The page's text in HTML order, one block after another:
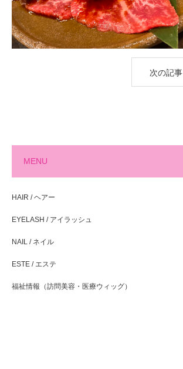
次の記事
MENU
HAIR / ヘアー
EYELASH / アイラッシュ
NAIL / ネイル
ESTE / エステ
福祉情報（訪問美容・医療ウィッグ）